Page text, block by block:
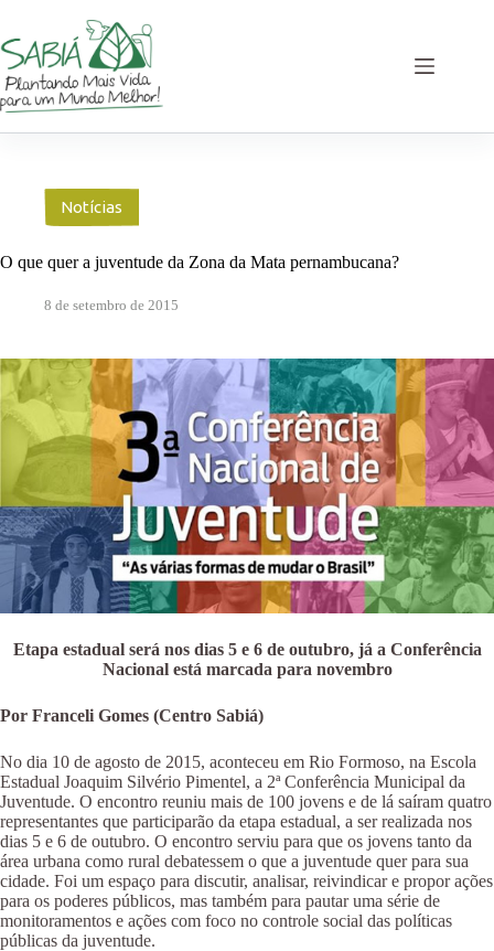
o
conteúdo
Notícias
O que quer a juventude da Zona da Mata pernambucana?
8 de setembro de 2015
Etapa estadual será nos dias 5 e 6 de outubro, já a Conferência
Nacional está marcada para novembro
Por Franceli Gomes (Centro Sabiá)
No dia 10 de agosto de 2015, aconteceu em Rio Formoso, na Escola
Estadual Joaquim Silvério Pimentel, a 2ª Conferência Municipal da
Juventude. O encontro reuniu mais de 100 jovens e de lá saíram quatro
representantes que participarão da etapa estadual, a ser realizada nos
dias 5 e 6 de outubro. O encontro serviu para que os jovens tanto da
área urbana como rural debatessem o que a juventude quer para sua
cidade. Foi um espaço para discutir, analisar, reivindicar e propor ações
para os poderes públicos, mas também para pautar uma série de
monitoramentos e ações com foco no controle social das políticas
públicas da juventude.